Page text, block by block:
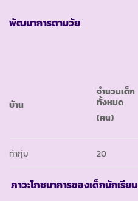
พัฒนาการตามวัย
บ้าน
จำนวนเด็ก
ทั้งหมด
(คน)
ท่ากุ่ม 20
ภาวะโภชนาการของเด็กนักเรียน